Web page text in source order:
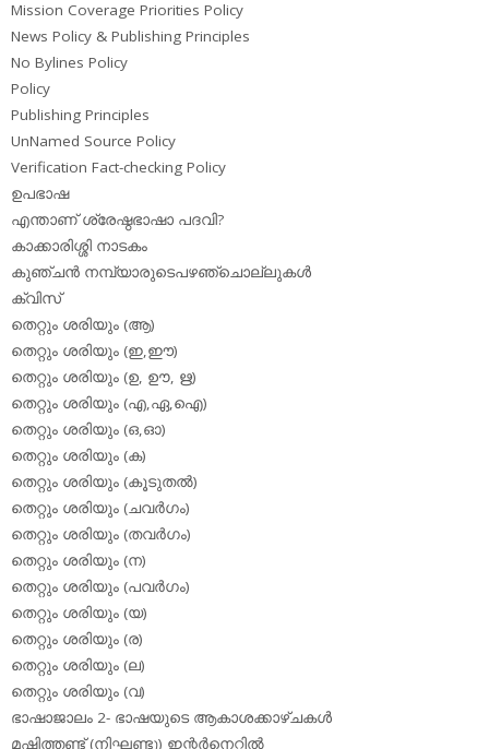
Mission Coverage Priorities Policy
News Policy & Publishing Principles
No Bylines Policy
Policy
Publishing Principles
UnNamed Source Policy
Verification Fact-checking Policy
ഉപഭാഷ
എന്താണ് ശ്രേഷ്ഠഭാഷാ പദവി?
കാക്കാരിശ്ശി നാടകം
കുഞ്ചന്‍ നമ്പ്യാരുടെപഴഞ്ചൊല്ലുകള്‍
ക്വിസ്
തെറ്റും ശരിയും (ആ)
തെറ്റും ശരിയും (ഇ,ഈ)
തെറ്റും ശരിയും (ഉ, ഊ, ഋ)
തെറ്റും ശരിയും (എ,ഏ,ഐ)
തെറ്റും ശരിയും (ഒ,ഓ)
തെറ്റും ശരിയും (ക)
തെറ്റും ശരിയും (കൂടുതല്‍)
തെറ്റും ശരിയും (ചവര്‍ഗം)
തെറ്റും ശരിയും (തവര്‍ഗം)
തെറ്റും ശരിയും (ന)
തെറ്റും ശരിയും (പവര്‍ഗം)
തെറ്റും ശരിയും (യ)
തെറ്റും ശരിയും (ര)
തെറ്റും ശരിയും (ല)
തെറ്റും ശരിയും (വ)
ഭാഷാജാലം 2- ഭാഷയുടെ ആകാശക്കാഴ്ചകള്‍
മഷിത്തണ്ട് (നിഘണ്ടു) ഇന്റര്‍നെറ്റില്‍